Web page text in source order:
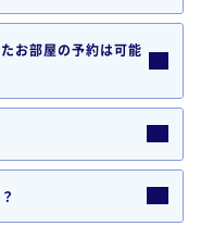
お部屋の予約は可能